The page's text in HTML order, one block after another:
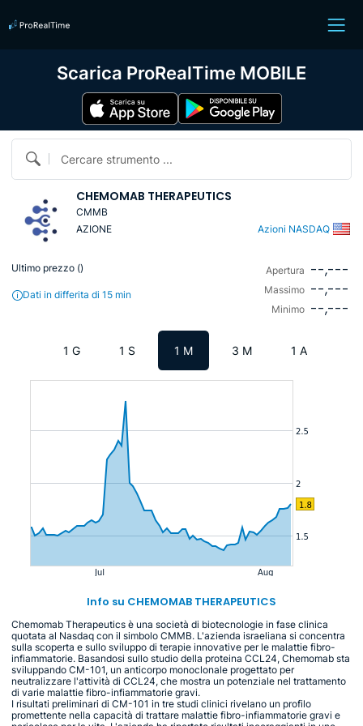
Cercare strumento ...
CHEMOMAB THERAPEUTICS
CMMB
AZIONE
Azioni NASDAQ
Ultimo prezzo ()
Dati in differita di 15 min
Apertura --,---
Massimo --,---
Minimo --,---
1 G 1 S 1 M 3 M 1 A
Info su CHEMOMAB THERAPEUTICS
Chemomab Therapeutics è una società di biotecnologie in fase clinica
quotata al Nasdaq con il simbolo CMMB. L'azienda israeliana si concentra
sulla scoperta e sullo sviluppo di terapie innovative per le malattie fibro-
infiammatorie. Basandosi sullo studio della proteina CCL24, Chemomab sta
sviluppando CM-101, un anticorpo monoclonale progettato per
neutralizzare l'attività di CCL24, che mostra un potenziale nel trattamento
di varie malattie fibro-infiammatorie gravi.
I risultati preliminari di CM-101 in tre studi clinici rivelano un profilo
promettente nella capacità di trattare malattie fibro-infiammatorie gravi e
Scarica ProRealTime MOBILE